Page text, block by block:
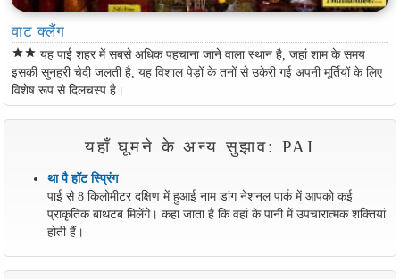
वाट क्लैंग
starstar यह पाई शहर में सबसे अधिक पहचाना जाने वाला स्थान है, जहां शाम के समय
इसकी सुनहरी चेदी जलती है, यह विशाल पेड़ों के तनों से उकेरी गई अपनी मूर्तियों के लिए
विशेष रूप से दिलचस्प है।
यहाँ घूमने के अन्य सुझाव: PAI
था पै हॉट स्प्रिंग
पाई से 8 किलोमीटर दक्षिण में हुआई नाम डांग नेशनल पार्क में आपको कई
प्राकृतिक बाथटब मिलेंगे। कहा जाता है कि वहां के पानी में उपचारात्मक शक्तियां
होती हैं।